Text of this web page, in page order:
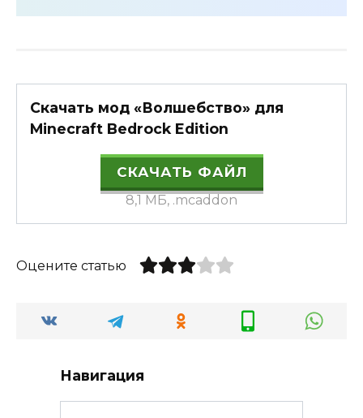
Скачать мод «Волшебство» для
Minecraft Bedrock Edition
СКАЧАТЬ ФАЙЛ
8,1 МБ, .mcaddon
Оцените статью
Навигация